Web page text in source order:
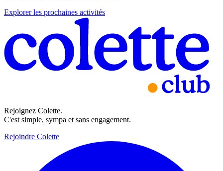
Explorer les prochaines activités
Rejoignez Colette.
C'est simple, sympa et sans engagement.
Rejoindre Colette